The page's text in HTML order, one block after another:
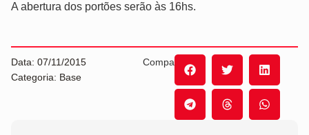
A abertura dos portões serão às 16hs.
Data: 07/11/2015
Categoria: Base
Compartilhe: